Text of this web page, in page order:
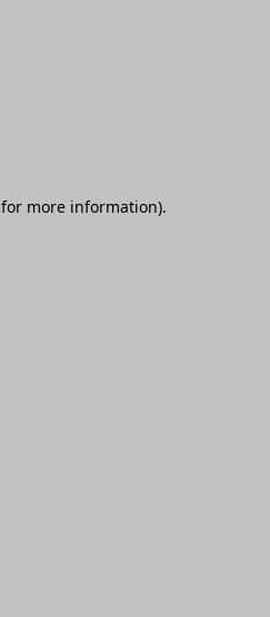
for more information).